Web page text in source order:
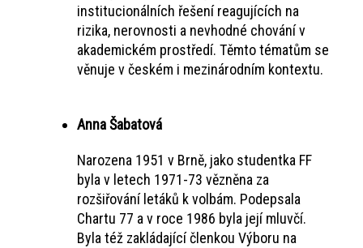
institucionálních řešení reagujících na
rizika, nerovnosti a nevhodné chování v
akademickém prostředí. Těmto tématům se
věnuje v českém i mezinárodním kontextu.
Anna Šabatová
Narozena 1951 v Brně, jako studentka FF
byla v letech 1971-73 vězněna za
rozšiřování letáků k volbám. Podepsala
Chartu 77 a v roce 1986 byla její mluvčí.
Byla též zakládající členkou Výboru na